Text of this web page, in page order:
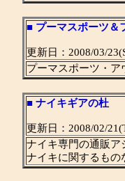
■ プーマスポーツ＆
更新日：2008/03/
プーマスポーツ・
■ ナイキギアの杜
更新日：2008/02/
ナイキ専門の通販ア
ナイキに関するもの